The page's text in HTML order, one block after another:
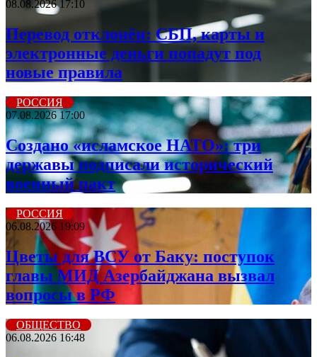
08.08.2026 17:10
Перевод отклонён: СБП, карты и
электронные деньги попадут под
новые правила
РОССИЯ
07.08.2026 17:00
Создано «исламское НАТО»: три
державы подписали исторический
военный пакт
РОССИЯ
06.08.2026 19:09
Цветы для ВСУ от Баку: поступок
главы МИД Азербайджана вызвал
вопросы в РФ
ОБЩЕСТВО
06.08.2026 16:48